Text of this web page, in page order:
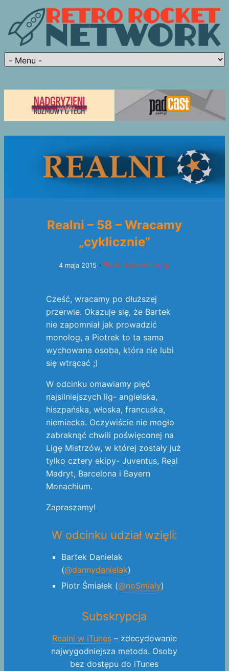
Realni – 58 – Wracamy
„cyklicznie”
4 maja 2015 · Brak komentarzy
Cześć, wracamy po dłuższej
przerwie. Okazuje się, że Bartek
nie zapomniał jak prowadzić
monolog, a Piotrek to ta sama
wychowana osoba, która nie lubi
się wtrącać ;)
W odcinku omawiamy pięć
najsilniejszych lig- angielska,
hiszpańska, włoska, francuska,
niemiecka. Oczywiście nie mogło
zabraknąć chwili poświęconej na
Ligę Mistrzów, w której zostały już
tylko cztery ekipy- Juventus, Real
Madryt, Barcelona i Bayern
Monachium.
Zapraszamy!
W odcinku udział wzięli:
Bartek Danielak
(@dannydanielak)
Piotr Śmiałek (@noSmialy)
Subskrypcja
Realni w iTunes– zdecydowanie
najwygodniejsza metoda. Osoby
bez dostępu do iTunes